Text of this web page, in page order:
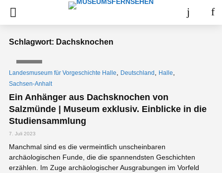
Schlagwort: Dachsknochen
Landesmuseum für Vorgeschichte Halle Deutschland Halle
Sachsen-Anhalt
Ein Anhänger aus Dachsknochen von
Salzmünde | Museum exklusiv. Einblicke in die
Studiensammlung
7. Juli 2023
Manchmal sind es die vermeintlich unscheinbaren
archäologischen Funde, die die spannendsten Geschichten
erzählen. Im Zuge archäologischer Ausgrabungen im Vorfeld